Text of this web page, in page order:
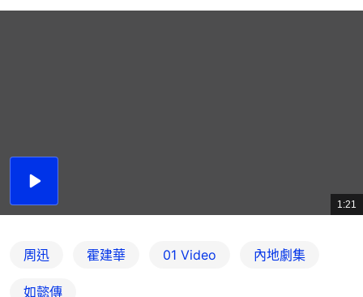
播
總
共
1:21
周迅 霍建華 01 Video 內地劇集
如懿傳